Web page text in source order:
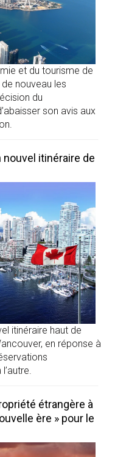
et du tourisme de
nouveau les
du
son avis aux
itinéraire de
itinéraire haut de
en réponse à
étrangère à
ère » pour le